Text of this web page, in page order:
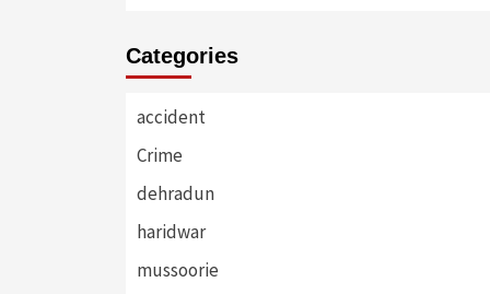
Categories
accident
Crime
dehradun
haridwar
mussoorie